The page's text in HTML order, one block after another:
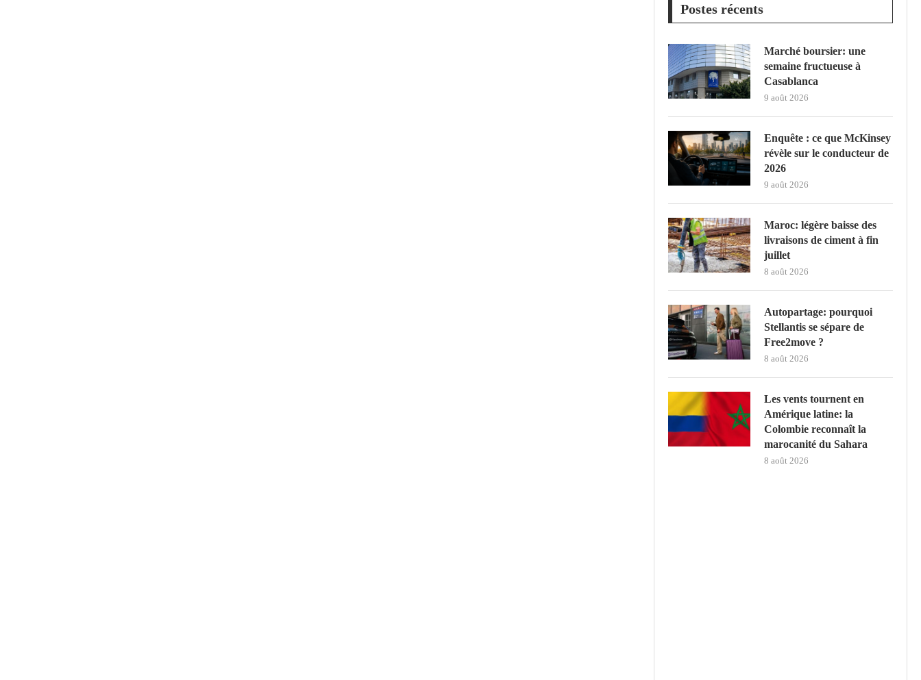
Postes récents
Marché boursier: une
semaine fructueuse à
Casablanca
9 août 2026
Enquête : ce que McKinsey
révèle sur le conducteur de
2026
9 août 2026
Maroc: légère baisse des
livraisons de ciment à fin
juillet
8 août 2026
Autopartage: pourquoi
Stellantis se sépare de
Free2move ?
8 août 2026
Les vents tournent en
Amérique latine: la
Colombie reconnaît la
marocanité du Sahara
8 août 2026